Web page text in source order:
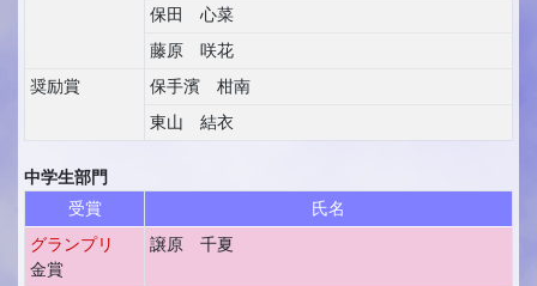
保田 心菜
藤原 咲花
奨励賞
保手濱 柑南
東山 結衣
中学生部門
受賞
氏名
グランプリ
金賞
譲原 千夏